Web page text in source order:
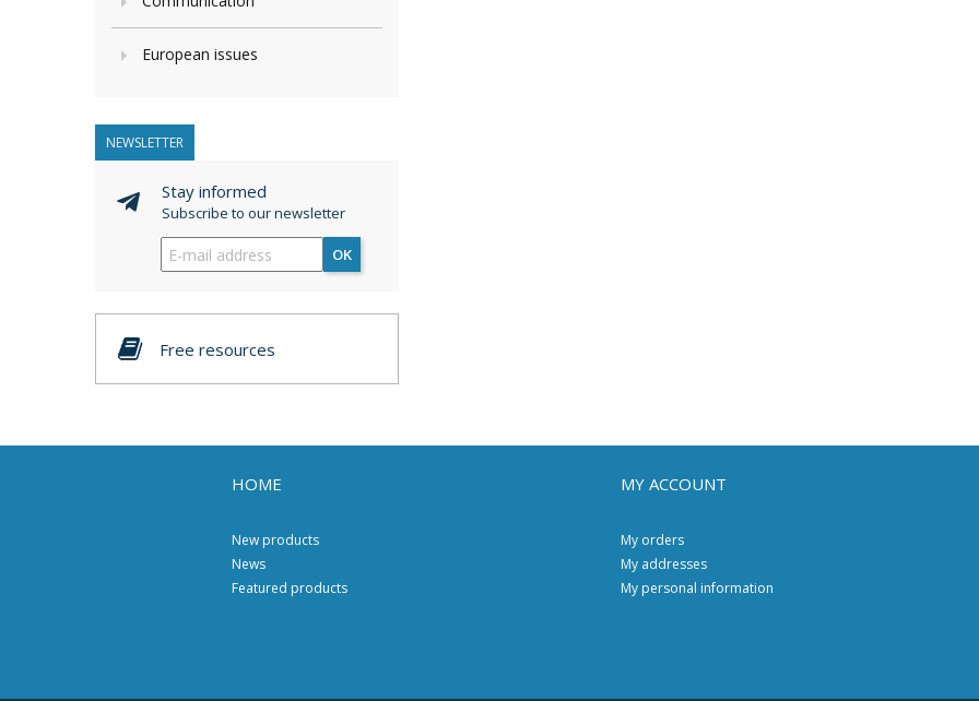
European issues
NEWSLETTER
Stay informed
Subscribe to our newsletter
OK
Free resources
HOME
New products
News
Featured products
MY ACCOUNT
My orders
My addresses
My personal information